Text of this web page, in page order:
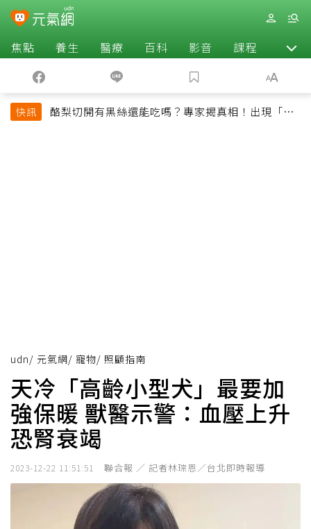
焦點 養生 醫療 百科 影音 課程 退休
快訊
酪梨切開有黑絲還能吃嗎？專家揭真相！出現「3情
udn/ 元氣網/ 寵物/ 照顧指南
天冷「高齡小型犬」最要加
強保暖 獸醫示警：血壓上升
恐腎衰竭
2023-12-22 11:51:51 聯合報 ／ 記者林琮恩／台北即時報導